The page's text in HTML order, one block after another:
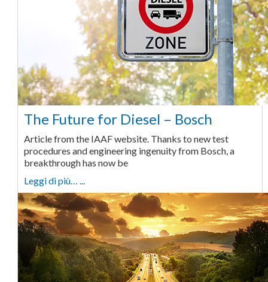
The Future for Diesel – Bosch
Article from the IAAF website. Thanks to new test
procedures and engineering ingenuity from Bosch, a
breakthrough has now be
Leggi di più… ...